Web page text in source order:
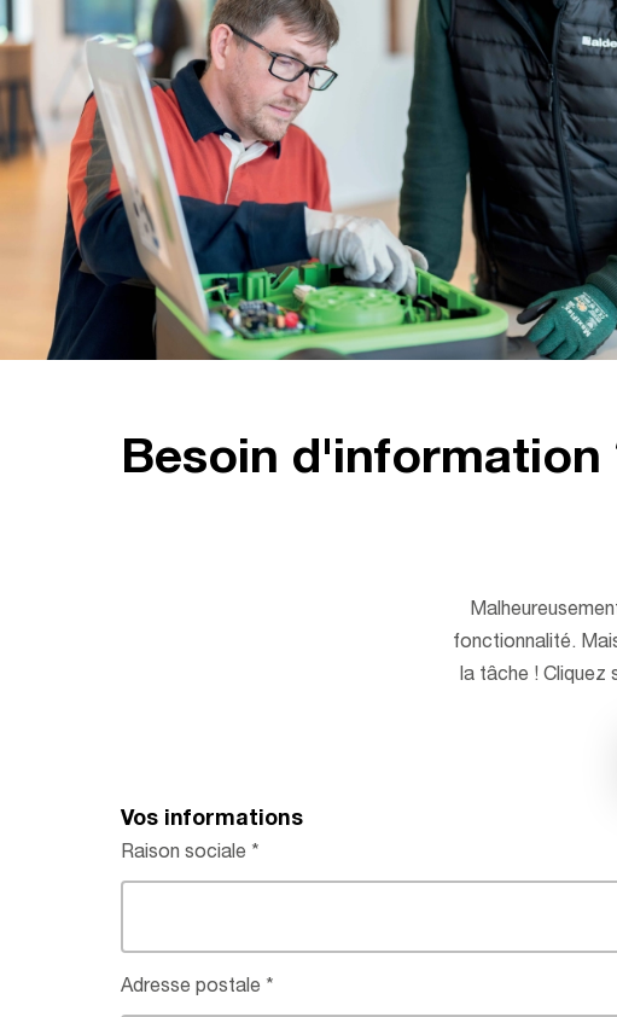
Besoin d'information
fonctionnalité.
la tâche ! Cliquez
Vos informations
Raison sociale
Adresse postale